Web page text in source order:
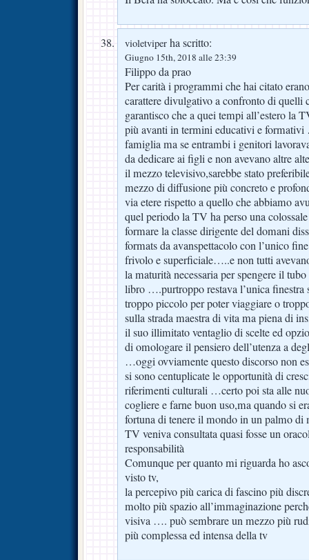
violetviper ha scritto:
Giugno 15th, 2018 alle 23:39
Filippo da prao
Per carità i programmi che hai citato
carattere divulgativo a confronto di quelli
garantisco che a quei tempi all’estero la
più avanti in termini educativi e
famiglia ma se entrambi i genitori
da dedicare ai figli e non avevano altre
il mezzo televisivo,sarebbe stato
mezzo di diffusione più concreto e
via etere rispetto a quello che abbiamo
quel periodo la TV ha perso una
formare la classe dirigente del domani
formats da avanspettacolo con l’unico
frivolo e superficiale…..e non tutti
la maturità necessaria per spengere il
libro ….purtroppo restava l’unica finestra
troppo piccolo per poter viaggiare o
sulla strada maestra di vita ma piena di
il suo illimitato ventaglio di scelte ed
di omologare il pensiero dell’utenza a
…oggi ovviamente questo discorso non
si sono centuplicate le opportunità di
riferimenti culturali …certo poi sta alle
cogliere e farne buon uso,ma quando si
fortuna di tenere il mondo in un palmo di
TV veniva consultata quasi fosse un
responsabilità
Comunque per quanto mi riguarda ho
visto tv,
la percepivo più carica di fascino più
molto più spazio all’immaginazione
visiva …. può sembrare un mezzo più
più complessa ed intensa della tv